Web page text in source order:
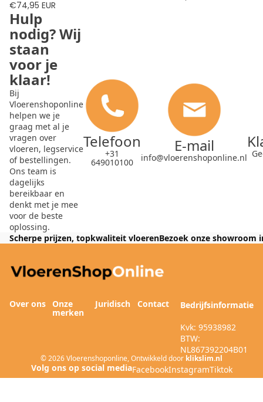
€74,95 EUR
Hulp
nodig? Wij
staan
voor je
klaar!
Bij
Vloerenshoponline
helpen we je
graag met al je
vragen over
vloeren, legservice
of bestellingen.
Ons team is
dagelijks
bereikbaar en
denkt met je mee
voor de beste
oplossing.
Telefoon
+31
649010100
E-mail
info@vloerenshoponline.nl
Scherpe prijzen, topkwaliteit vloerenBezoek onze showroom
Over ons Onze
merken
Juridisch Contact
Bedrijfsinformatie
Kvk: 95938982
BTW:
NL867392204B01
© 2026Vloerenshoponline,Ontwikkeld door klikslim.nl
FacebookInstagramTiktok